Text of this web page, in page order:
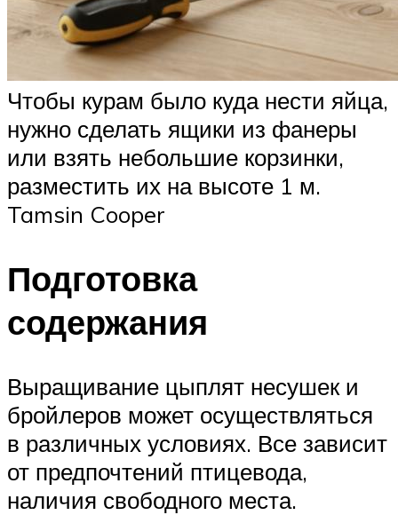
Чтобы курам было куда нести яйца,
нужно сделать ящики из фанеры
или взять небольшие корзинки,
разместить их на высоте 1 м.
Tamsin Cooper
Подготовка
содержания
Выращивание цыплят несушек и
бройлеров может осуществляться
в различных условиях. Все зависит
от предпочтений птицевода,
наличия свободного места.